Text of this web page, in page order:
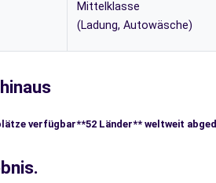
Mittelklasse
(Ladung, Autowäsche)
verfügbar**52 Länder** weltweit